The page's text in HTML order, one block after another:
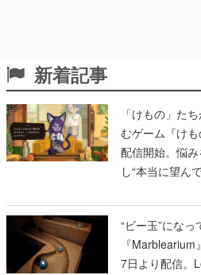
新着記事
「けもの」た
むゲーム『け
配信開始。悩
し“本当に望ん
“ビー玉”にな
『
7日より配信。